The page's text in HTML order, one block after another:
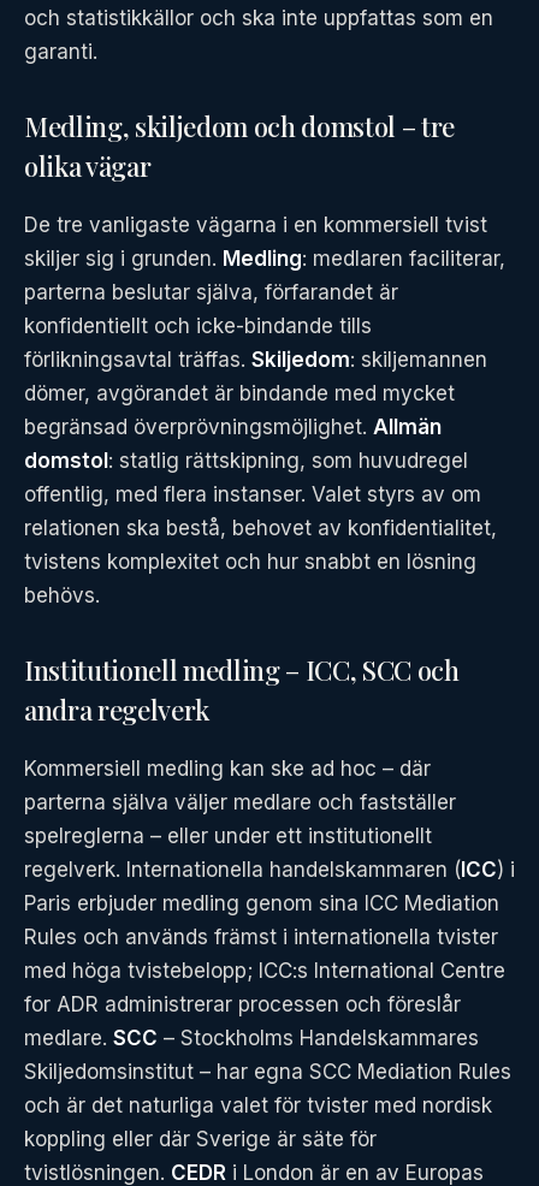
och statistikkällor och ska inte uppfattas som en
garanti.
Medling, skiljedom och domstol – tre
olika vägar
De tre vanligaste vägarna i en kommersiell tvist
skiljer sig i grunden. Medling: medlaren faciliterar,
parterna beslutar själva, förfarandet är
konfidentiellt och icke-bindande tills
förlikningsavtal träffas. Skiljedom: skiljemannen
dömer, avgörandet är bindande med mycket
begränsad överprövningsmöjlighet. Allmän
domstol : statlig rättskipning, som huvudregel
offentlig, med flera instanser. Valet styrs av om
relationen ska bestå, behovet av konfidentialitet,
tvistens komplexitet och hur snabbt en lösning
behövs.
Institutionell medling – ICC, SCC och
andra regelverk
Kommersiell medling kan ske ad hoc – där
parterna själva väljer medlare och fastställer
spelreglerna – eller under ett institutionellt
regelverk. Internationella handelskammaren ( ICC) i
Paris erbjuder medling genom sina ICC Mediation
Rules och används främst i internationella tvister
med höga tvistebelopp; ICC:s International Centre
for ADR administrerar processen och föreslår
medlare. SCC – Stockholms Handelskammares
Skiljedomsinstitut – har egna SCC Mediation Rules
och är det naturliga valet för tvister med nordisk
koppling eller där Sverige är säte för
tvistlösningen. CEDR i London är en av Europas